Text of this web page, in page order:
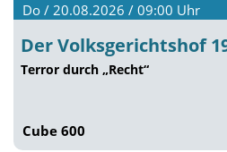
Do / 20.08.2026 / 09:00 Uhr
Der Volksgerichtshof
Terror durch „Recht“
Cube 600